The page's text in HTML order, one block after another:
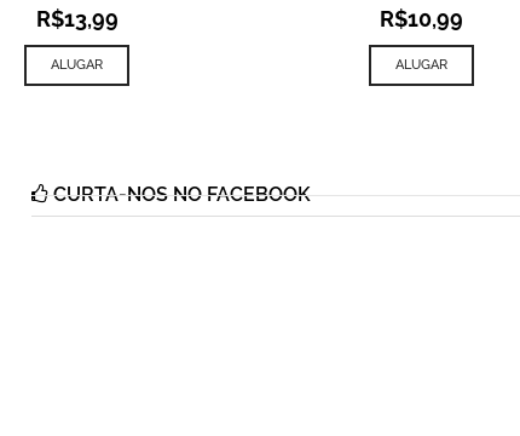
R$13,99
ALUGAR
R$10,99
ALUGAR
CURTA-NOS NO FACEBOOK